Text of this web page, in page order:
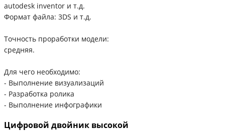
autodesk inventor и т.д.
Формат файла: 3DS и т.д.
Точность проработки модели:
средняя.
Для чего необходимо:
- Выполнение визуализаций
- Разработка ролика
- Выполнение инфографики
Цифровой двойник высокой